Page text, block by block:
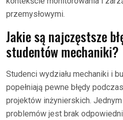
przemysłowymi.
Jakie są najczęstsze
studentów mechaniki?
Studenci wydziału mechaniki i
popełniają pewne błędy
projektów inżynierskich.
problemów jest brak